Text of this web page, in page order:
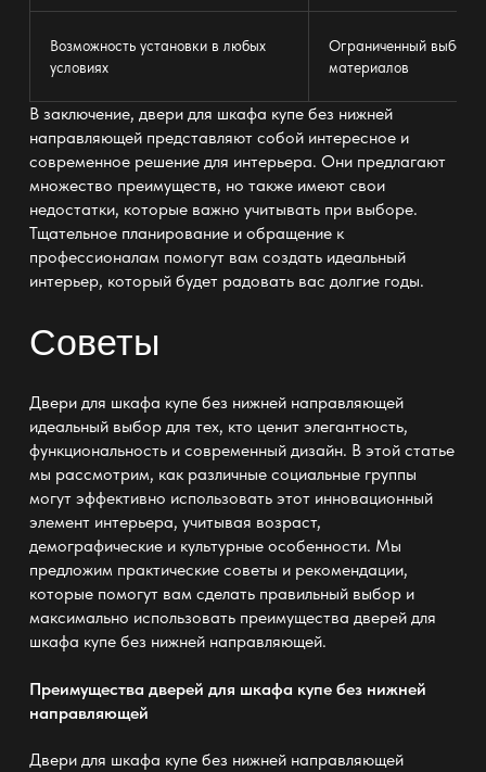
Возможность установки в любых
условиях
Ограниченный выбор
материалов
В заключение, двери для шкафа купе без нижней
направляющейпредставляют собой интересное и
современное решение для интерьера. Они предлагают
множество преимуществ, но также имеют свои
недостатки, которые важно учитывать при выборе.
Тщательное планирование и обращение к
профессионалам помогут вам создать идеальный
интерьер, который будет радовать вас долгие годы.
Советы
Двери для шкафа купе без нижней направляющей
идеальный выбордля тех, кто ценит элегантность,
функциональность и современный дизайн. В этой статье
мы рассмотрим, как различные социальные группы
могут эффективно использовать этот инновационный
элемент интерьера, учитывая возраст,
демографические и культурные особенности. Мы
предложим практические советы и рекомендации,
которые помогут вам сделать правильный выбор и
максимально использовать преимущества дверей для
шкафа купе без нижней направляющей.
Преимущества дверей для шкафа купе без нижней
направляющей
Двери для шкафа купе без нижней направляющей